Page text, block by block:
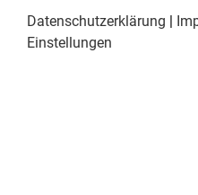
Datenschutzerklärung
Einstellungen